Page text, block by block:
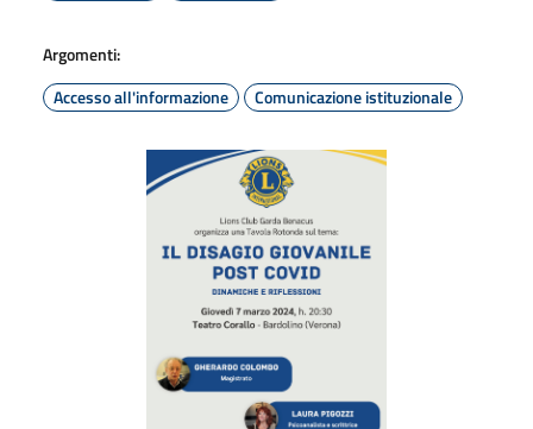
Argomenti:
Accesso all'informazione
Comunicazione istituzionale